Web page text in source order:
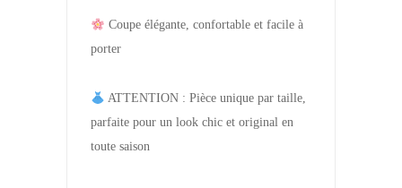
Coupe élégante, confortable et facile à
porter
ATTENTION : Pièce unique par taille,
parfaite pour un look chic et original en
toute saison